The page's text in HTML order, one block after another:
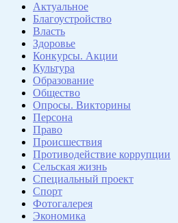
Актуальное
Благоустройство
Власть
Здоровье
Конкурсы. Акции
Культура
Образование
Общество
Опросы. Викторины
Персона
Право
Происшествия
Противодействие коррупции
Сельская жизнь
Специальный проект
Спорт
Фотогалерея
Экономика